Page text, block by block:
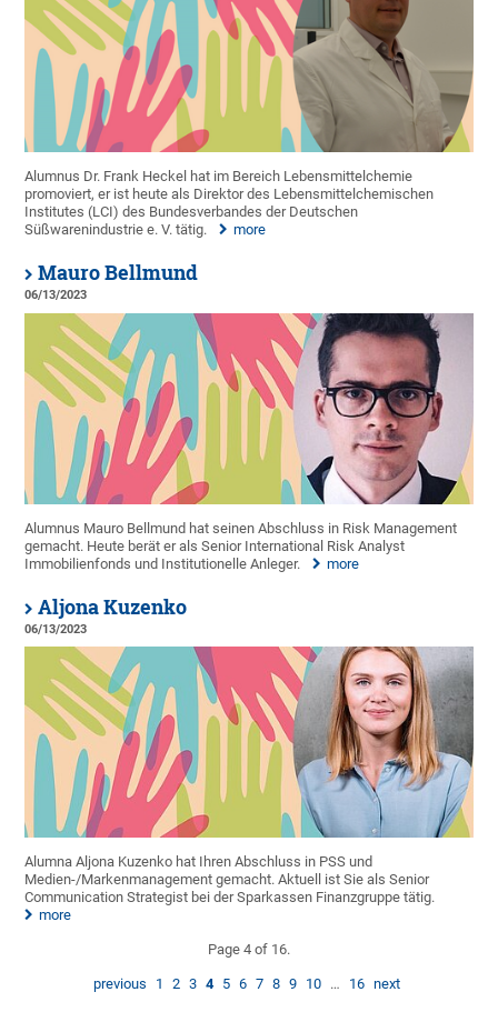
Alumnus Dr. Frank Heckel hat im Bereich Lebensmittelchemie
promoviert, er ist heute als Direktor des Lebensmittelchemischen
Institutes (LCI) des Bundesverbandes der Deutschen
Süßwarenindustrie e. V. tätig.
more
Mauro Bellmund
06/13/2023
Alumnus Mauro Bellmund hat seinen Abschluss in Risk Management
gemacht. Heute berät er als Senior International Risk Analyst
Immobilienfonds und Institutionelle Anleger.
more
Aljona Kuzenko
06/13/2023
Alumna Aljona Kuzenko hat Ihren Abschluss in PSS und
Medien-/Markenmanagement gemacht. Aktuell ist Sie als Senior
Communication Strategist bei der Sparkassen Finanzgruppe tätig.
more
Page 4 of 16.
previous 1 2 3 4 5 6 7 8 9 10 … 16 next